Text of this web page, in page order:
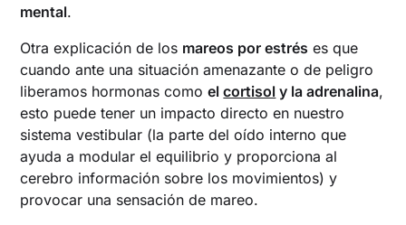
mental.
Otra explicación de los mareos por estrés es que
cuando ante una situación amenazante o de peligro
liberamos hormonas comoelcortisol y la adrenalina,
esto puede tener un impacto directo en nuestro
sistema vestibular (la parte del oído interno que
ayuda a modular el equilibrio y proporciona al
cerebro información sobre los movimientos) y
provocar una sensación de mareo.